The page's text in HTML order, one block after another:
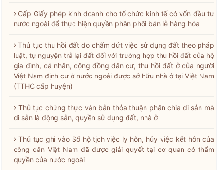
Cấp Giấy phép kinh doanh cho tổ chức kinh tế có vốn đầu tư
nước ngoài để thực hiện quyền phân phối bán lẻ hàng hóa
Thủ tục thu hồi đất do chấm dứt việc sử dụng đất theo pháp
luật, tự nguyện trả lại đất đối với trường hợp thu hồi đất của hộ
gia đình, cá nhân, cộng đồng dân cư, thu hồi đất ở của người
Việt Nam định cư ở nước ngoài được sở hữu nhà ở tại Việt Nam
(TTHC cấp huyện)
Thủ tục chứng thực văn bản thỏa thuận phân chia di sản mà
di sản là động sản, quyền sử dụng đất, nhà ở
Thủ tục ghi vào Sổ hộ tịch việc ly hôn, hủy việc kết hôn của
công dân Việt Nam đã được giải quyết tại cơ quan có thẩm
quyền của nước ngoài